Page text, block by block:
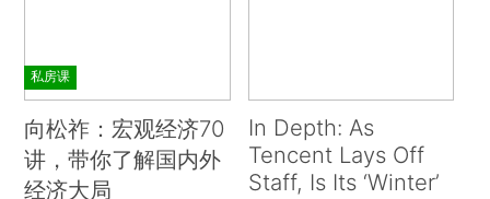
私房课
向松祚：宏观经济70
讲，带你了解国内外
经济大局
In Depth: As
Tencent Lays Off
Staff, Is Its ‘Winter’